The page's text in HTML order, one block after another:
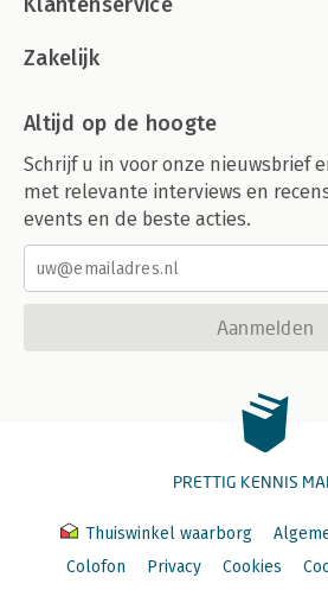
Zakelijk
Altijd op de hoogte
Schrijf u in voor onze nieuwsbrief
met relevante interviews en
events en de beste acties.
Aanmelden
PRETTIG KENNIS
Thuiswinkel waarborg
Colofon
Privacy Cookies